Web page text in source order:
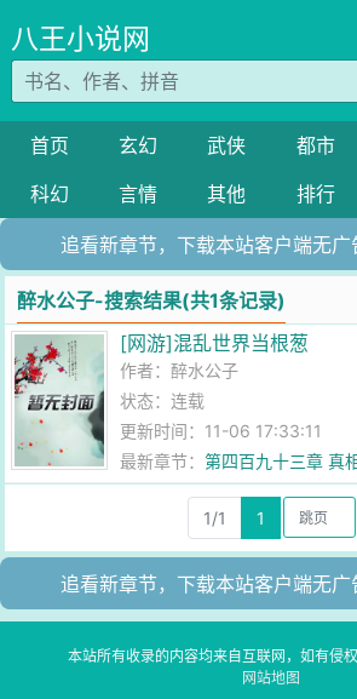
八王小说网
首页 玄幻 武侠 都市
科幻
言情 其他 排行
追看新章节，下载本站客户端无广
醉水公子-搜索结果(共1条记录)
[网游]混乱世界当根葱
作者：醉水公子
状态：连载
更新时间：11-06 17:33:11
最新章节：第四百九十三章 真
1/1 1
追看新章节，下载本站客户端无广
本站所有收录的内容均来自互联网，如有侵权
网站地图